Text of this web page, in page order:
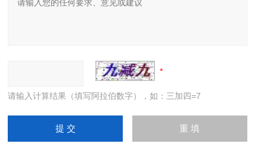
请输入计算结果（填写阿拉伯数字），如：三加四=7